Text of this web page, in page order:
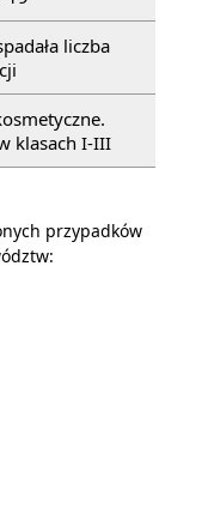
liczba
klasach I-III
przypadków